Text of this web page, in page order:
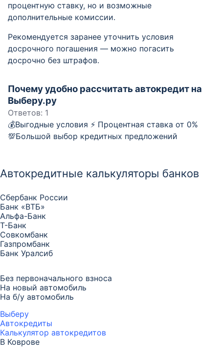
процентную ставку, но и возможные
дополнительные комиссии.
Рекомендуется заранее уточнить условия
досрочного погашения — можно погасить
досрочно без штрафов.
Почему удобно рассчитать автокредит на
Выберу.ру
Ответов: 1
💰Выгодные условия ⚡️ Процентная ставка от 0%
💯Большой выбор кредитных предложений
Автокредитные калькуляторы банков
Сбербанк России
Банк «ВТБ»
Альфа-Банк
Т-Банк
Совкомбанк
Газпромбанк
Банк Уралсиб
Без первоначального взноса
На новый автомобиль
На б/у автомобиль
Выберу
Автокредиты
Калькулятор автокредитов
В Коврове